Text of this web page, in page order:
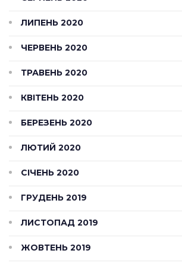
ЛИПЕНЬ 2020
ЧЕРВЕНЬ 2020
ТРАВЕНЬ 2020
КВІТЕНЬ 2020
БЕРЕЗЕНЬ 2020
ЛЮТИЙ 2020
СІЧЕНЬ 2020
ГРУДЕНЬ 2019
ЛИСТОПАД 2019
ЖОВТЕНЬ 2019